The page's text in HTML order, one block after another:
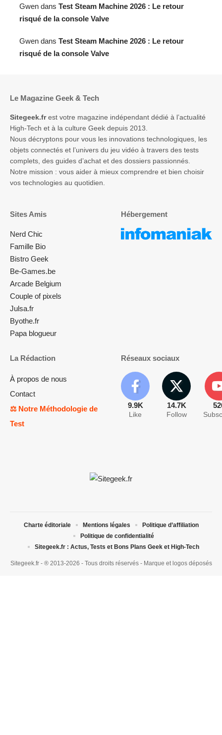
Gwen dans Test Steam Machine 2026 : Le retour
risqué de la console Valve
Gwen dans Test Steam Machine 2026 : Le retour
risqué de la console Valve
Le Magazine Geek & Tech
Sitegeek.frest votre magazine indépendant dédié à l’actualité
High-Tech et à la culture Geek depuis 2013.
Nous décryptons pour vous les innovations technologiques, les
objets connectés et l’univers du jeu vidéo à travers des tests
complets, des guides d’achat et des dossiers passionnés.
Notre mission : vous aider à mieux comprendre et bien choisir
vos technologies au quotidien.
Sites Amis
Nerd Chic
Famille Bio
Bistro Geek
Be-Games.be
Arcade Belgium
Couple of pixels
Julsa.fr
Byothe.fr
Papa blogueur
Hébergement
La Rédaction
À propos de nous
Contact
⚖️ Notre Méthodologie de
Test
Réseaux sociaux
9.9K
Like
14.7K
Follow
Sitegeek.fr - ® 2013-2026 - Tous droits réservés - Marque et logos déposés
Charte éditoriale Mentions légales
Politique d’affiliation
Politique de confidentialité
Sitegeek.fr : Actus, Tests et Bons Plans Geek et High-Tech